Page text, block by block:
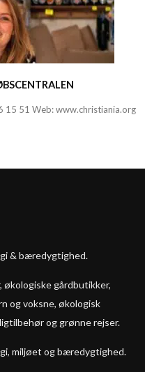
15 51 Web:www.christiania.org
& bæredygtighed.
gårdbutikker,
og voksne, økologisk
og grønne rejser.
miljøet og bæredygtighed.